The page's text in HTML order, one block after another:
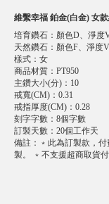
維繫幸福 鉑金(白金) 女
培育鑽石 ： 顏色D、淨度
天然鑽石 ： 顏色F、淨度
樣式 ： 女
商品材質 ： PT950
主鑽大小(分) ： 10
戒寬(CM) ： 0.31
戒指厚度(CM) ： 0.28
刻字字數 ： 8個字數
訂製天數 ： 20個工作天
備註 ： ﹡此為訂製款，
製。 ﹡不支援超商取貨付